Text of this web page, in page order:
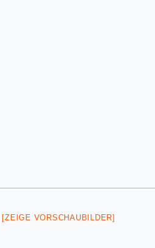
[ZEIGE VORSCHAUBILDER]